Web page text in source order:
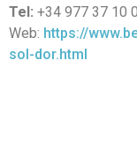
Tel: +34 977 37 10
Web: https://
sol-dor.html